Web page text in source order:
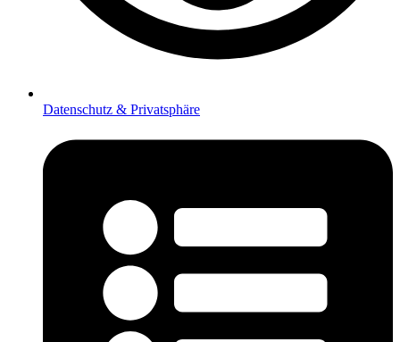
Datenschutz & Privatsphäre